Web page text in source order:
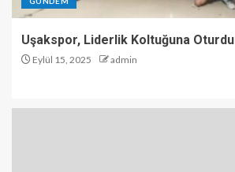
Uşakspor, Liderlik Koltuğuna Oturdu
Eylül 15, 2025 admin